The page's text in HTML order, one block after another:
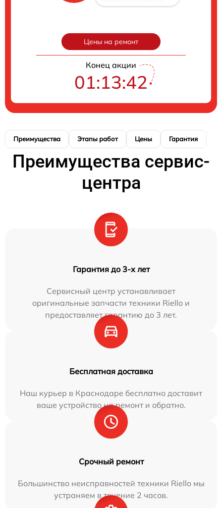
Цены на ремонт
Конец акции
01:13:41
Преимущества Этапы работ Цены Гарантия
Преимущества сервис-
центра
Гарантия до 3-х лет
Сервисный центр устанавливает
оригинальные запчасти техники Riello и
предоставляет гарантию до 3 лет.
Бесплатная доставка
Наш курьер в Краснодаре бесплатно доставит
ваше устройство на ремонт и обратно.
Срочный ремонт
Большинство неисправностей техники Riello мы
устраняем в течение 2 часов.